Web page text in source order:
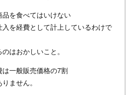
品を食べてはいけない
入を経費として計上しているわけで
はおかしいこと。
一般販売価格の7割
ません。